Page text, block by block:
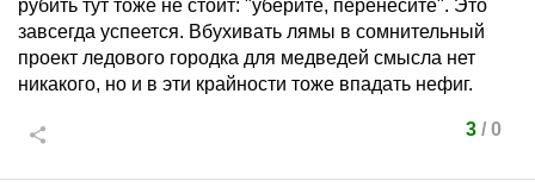
рубить тут тоже не стоит: "уберите, перенесите". Это
завсегда успеется. Вбухивать лямы в сомнительный
проект ледового городка для медведей смысла нет
никакого, но и в эти крайности тоже впадать нефиг.
3/ 0